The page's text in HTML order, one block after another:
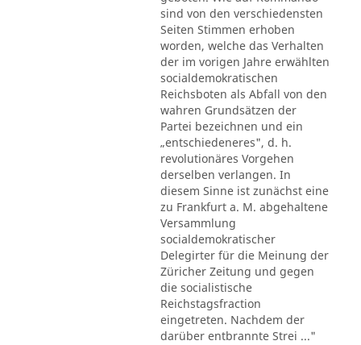
sind von den verschiedensten
Seiten Stimmen erhoben
worden, welche das Verhalten
der im vorigen Jahre erwählten
socialdemokratischen
Reichsboten als Abfall von den
wahren Grundsätzen der
Partei bezeichnen und ein
„entschiedeneres", d. h.
revolutionäres Vorgehen
derselben verlangen. In
diesem Sinne ist zunächst eine
zu Frankfurt a. M. abgehaltene
Versammlung
socialdemokratischer
Delegirter für die Meinung der
Züricher Zeitung und gegen
die socialistische
Reichstagsfraction
eingetreten. Nachdem der
darüber entbrannte Strei ..."